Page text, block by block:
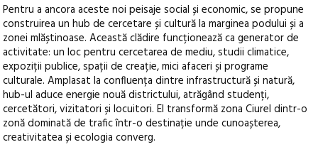
Pentru a ancora aceste noi peisaje social și economic, se propune
construirea un hub de cercetare și cultură la marginea podului și a
zonei mlăștinoase. Această clădire funcționează ca generator de
activitate: un loc pentru cercetarea de mediu, studii climatice,
expoziții publice, spații de creație, mici afaceri și programe
culturale. Amplasat la confluența dintre infrastructură și natură,
hub-ul aduce energie nouă districtului, atrăgând studenți,
cercetători, vizitatori și locuitori. El transformă zona Ciurel dintr-o
zonă dominată de trafic într-o destinație unde cunoașterea,
creativitatea și ecologia converg.